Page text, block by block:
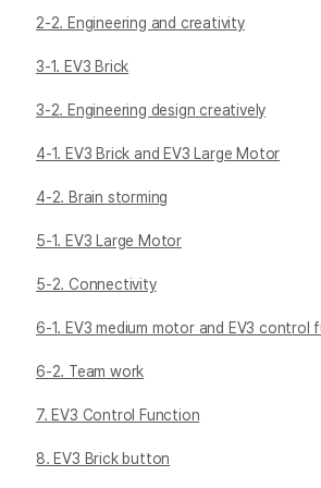
2-2. Engineering and creativity
3-1. EV3 Brick
3-2. Engineering design creatively
4-1. EV3 Brick and EV3 Large Motor
4-2. Brain storming
5-1. EV3 Large Motor
5-2. Connectivity
6-1. EV3 medium motor and EV3 control
6-2. Team work
7. EV3 Control Function
8. EV3 Brick button